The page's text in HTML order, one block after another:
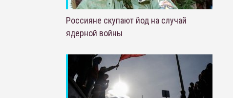
Россияне скупают йод на случай
ядерной войны